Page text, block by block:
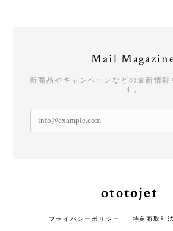
Mail
新商品やキャンペーンなどの最新情報
す。
ototojet
プライバシーポリシー 特定商取引